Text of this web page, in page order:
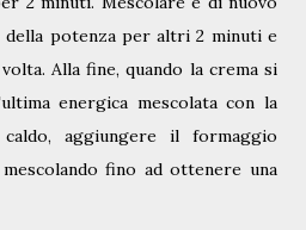
della potenza per altri 2 minuti e
Alla fine, quando la crema si
energica mescolata con la
aggiungere il formaggio
fino ad ottenere una